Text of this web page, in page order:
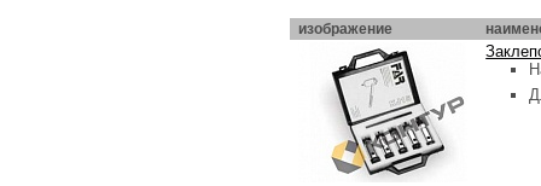
изображение